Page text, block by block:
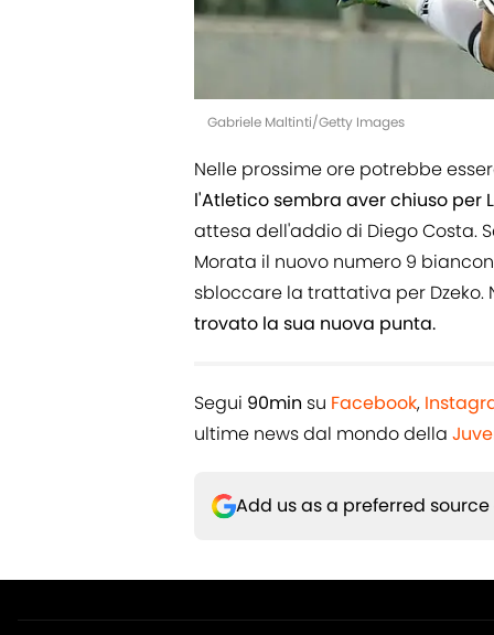
Gabriele Maltinti/Getty Images
Nelle prossime ore potrebbe
l'Atletico sembra aver chiuso per
attesa dell'addio di Diego Costa.
Morata il nuovo numero 9
sbloccare la trattativa per Dzeko.
trovato la sua nuova punta.
Segui 90min su Facebook,
ultime news dal mondo della
Add us as a preferred source